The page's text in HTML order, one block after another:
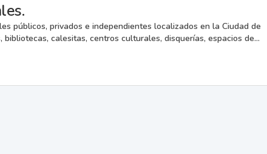
públicos, privados e independientes localizados en la Ciudad de
bibliotecas, calesitas, centros culturales, disquerías, espacios de...